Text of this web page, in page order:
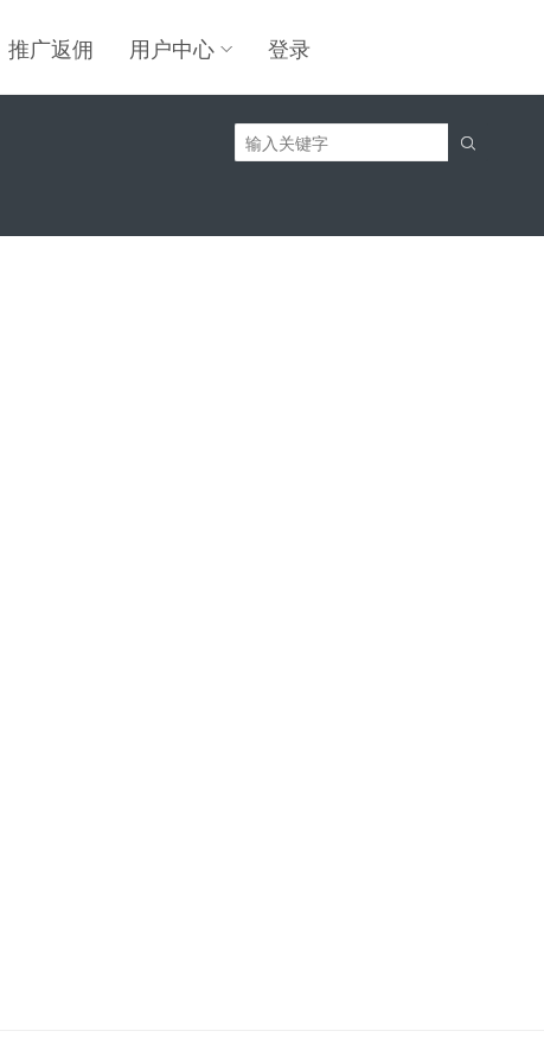
推广返佣 用户中心 登录
